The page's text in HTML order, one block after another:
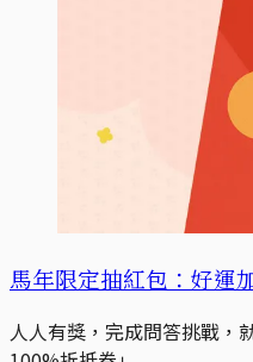
馬年限定抽紅包：好運
人人有獎，完成問答挑戰，